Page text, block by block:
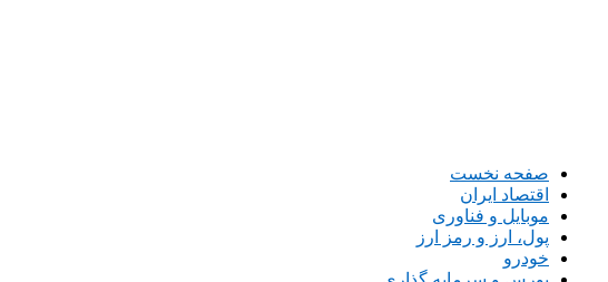
صفحه نخست
اقتصاد ایران
موبایل و فناوری
پول، ارز و رمز ارز
خودرو